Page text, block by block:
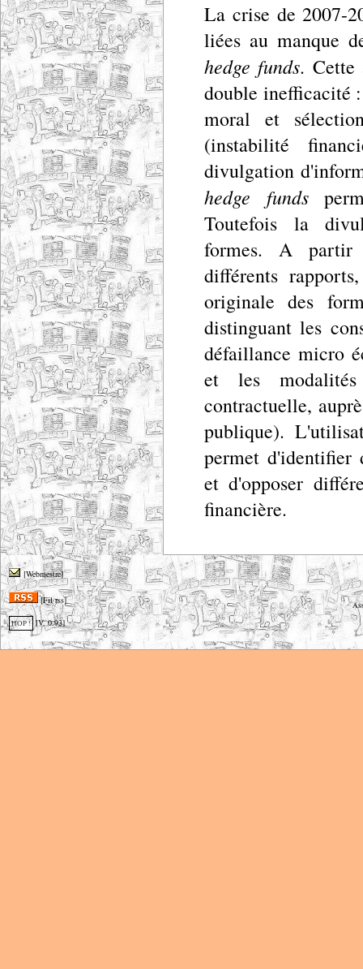
La crise de 2007-
liées au manque
hedge funds. Cette
double inefficacité
moral et
(instabilité
divulgation
hedge funds
Toutefois la
formes. A partir
différents
originale des
distinguant les
défaillance micro
et les modalités
contractuelle,
publique).
permet d'identifier
et d'opposer
financière.
[Webmestre]
[Fil rss]
HOP ! [V. 0.93]